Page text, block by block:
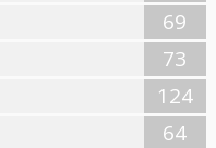
69
73
124
64